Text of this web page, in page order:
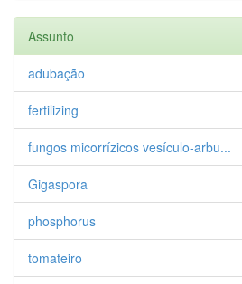
Assunto
adubação
fertilizing
fungos micorrízicos vesículo-arbu...
Gigaspora
phosphorus
tomateiro